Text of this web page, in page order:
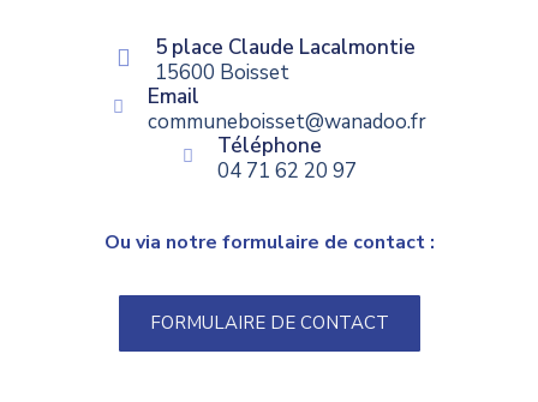
5 place Claude Lacalmontie
15600 Boisset
Email
communeboisset@wanadoo.fr
Téléphone
04 71 62 20 97
Ou via notre formulaire de contact :
FORMULAIRE DE CONTACT